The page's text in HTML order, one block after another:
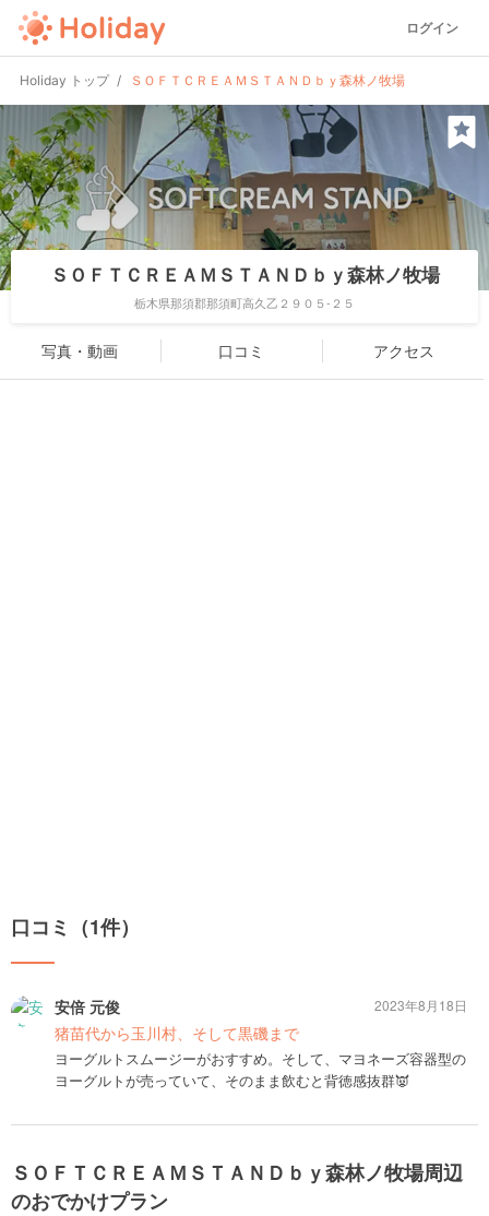
ログイン
Holiday トップ ＳＯＦＴＣＲＥＡＭＳＴＡＮＤｂｙ森林ノ牧場
ＳＯＦＴＣＲＥＡＭＳＴＡＮＤｂｙ森林ノ牧場
栃木県那須郡那須町高久乙２９０５-２５
写真・動画 口コミ アクセス
口コミ（1件）
安倍 元俊
猪苗代から玉川村、そして黒磯まで
ヨーグルトスムージーがおすすめ。そして、マヨネーズ容器型の
ヨーグルトが売っていて、そのまま飲むと背徳感抜群👿
2023年8月18日
ＳＯＦＴＣＲＥＡＭＳＴＡＮＤｂｙ森林ノ牧場周辺
のおでかけプラン